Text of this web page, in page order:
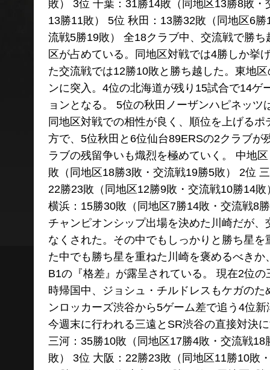
敗） 3位 千葉：31勝14敗（同地区13勝8敗
13勝11敗） 5位 秋田：13勝32敗（同地区6
流戦5勝19敗） 全18クラブ中、交流戦で勝
区が占めている。同地区対戦では4勝しか挙
た交流戦では12勝10敗と勝ち越した。東地
ンに突入。4位の北海道が残り15試合で14
ョンとなる。 5位の秋田ノーザンハピネッツ
同地区対戦での相性が良く、順位を上げる
方で、5位秋田と6位仙台89ERSの2クラブが
ラブの残留争いも熾烈を極めていく。 中地
敗（同地区18勝3敗・交流戦19勝5敗） 2位
22勝23敗（同地区12勝9敗・交流戦10勝14
横浜：15勝30敗（同地区7勝14敗・交流戦8
チャンピオンシップ出場を決めた川崎だが
なくされた。その中でもしっかりと勝ち星
た中でも勝ち星を重ねた川崎を褒めるべき
B1の『格差』が露呈されている。 現在2位
時帰国中、ジョシュ・チルドレスもケガの
ンロッカーズ渋谷から5ゲーム差で追う4位
今週末に行われる三遠とSR渋谷の直接対決
三河：35勝10敗（同地区17勝4敗・交流戦
敗） 3位 大阪：22勝23敗（同地区11勝10敗